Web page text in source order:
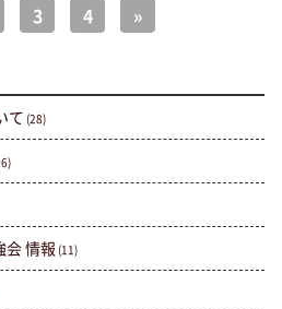
3 4 »
て (28)
会 情報 (11)